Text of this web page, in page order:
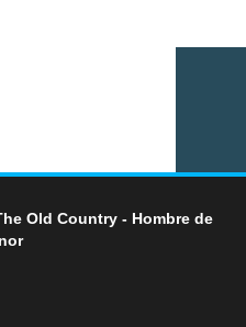
Old Country - Hombre de